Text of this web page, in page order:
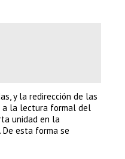
y la redirección de las
a la lectura formal del
unidad en la
esta forma se